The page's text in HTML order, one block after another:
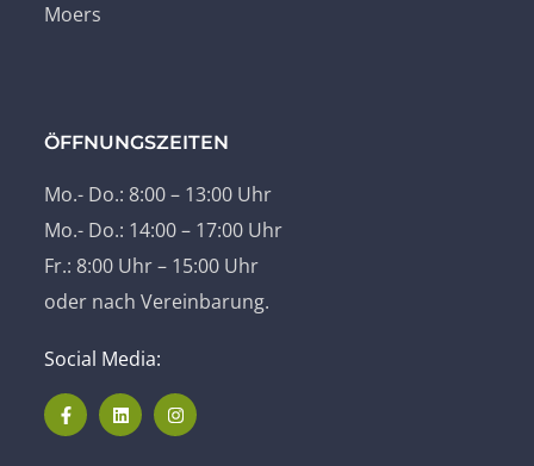
Moers
ÖFFNUNGSZEITEN
Mo.- Do.: 8:00 – 13:00 Uhr
Mo.- Do.: 14:00 – 17:00 Uhr
Fr.: 8:00 Uhr – 15:00 Uhr
oder nach Vereinbarung.
Social Media: